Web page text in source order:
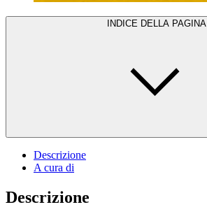
INDICE DELLA PAGINA
Descrizione
A cura di
Descrizione